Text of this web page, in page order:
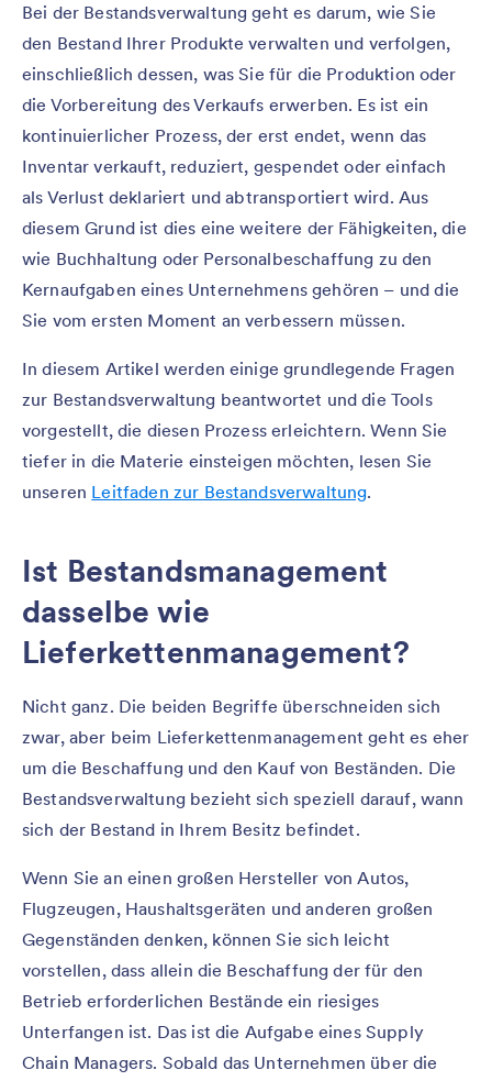
Bei der Bestandsverwaltung geht es darum, wie Sie
den Bestand Ihrer Produkte verwalten und verfolgen,
einschließlich dessen, was Sie für die Produktion oder
die Vorbereitung des Verkaufs erwerben. Es ist ein
kontinuierlicher Prozess, der erst endet, wenn das
Inventar verkauft, reduziert, gespendet oder einfach
als Verlust deklariert und abtransportiert wird. Aus
diesem Grund ist dies eine weitere der Fähigkeiten, die
wie Buchhaltung oder Personalbeschaffung zu den
Kernaufgaben eines Unternehmens gehören – und die
Sie vom ersten Moment an verbessern müssen.
In diesem Artikel werden einige grundlegende Fragen
zur Bestandsverwaltung beantwortet und die Tools
vorgestellt, die diesen Prozess erleichtern. Wenn Sie
tiefer in die Materie einsteigen möchten, lesen Sie
unseren Leitfaden zur Bestandsverwaltung.
Ist Bestandsmanagement
dasselbe wie
Lieferkettenmanagement?
Nicht ganz. Die beiden Begriffe überschneiden sich
zwar, aber beim Lieferkettenmanagement geht es eher
um die Beschaffung und den Kauf von Beständen. Die
Bestandsverwaltung bezieht sich speziell darauf, wann
sich der Bestand in Ihrem Besitz befindet.
Wenn Sie an einen großen Hersteller von Autos,
Flugzeugen, Haushaltsgeräten und anderen großen
Gegenständen denken, können Sie sich leicht
vorstellen, dass allein die Beschaffung der für den
Betrieb erforderlichen Bestände ein riesiges
Unterfangen ist. Das ist die Aufgabe eines Supply
Chain Managers. Sobald das Unternehmen über die